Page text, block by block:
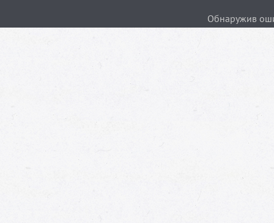
Обнаружив